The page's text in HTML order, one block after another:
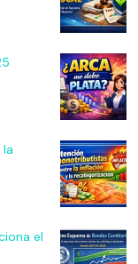
el